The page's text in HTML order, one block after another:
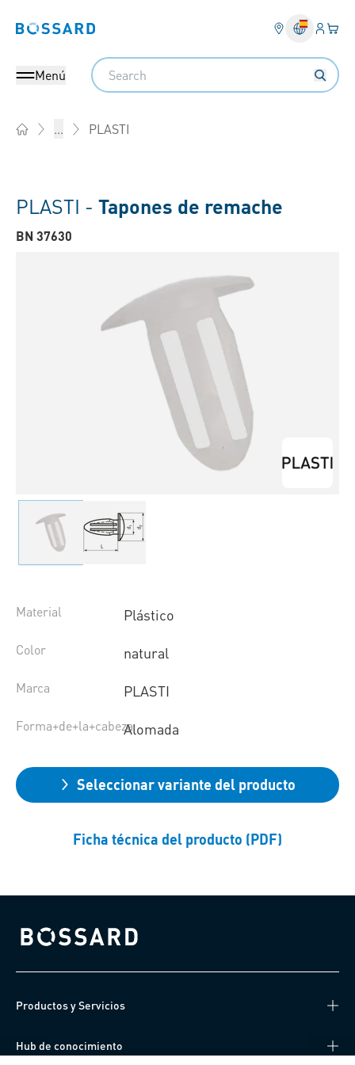
Bossard homepage
Menú
Search
... PLASTI
PLASTI - Tapones de remache
BN 37630
Material Plástico
Color natural
Marca PLASTI
Forma+de+la+cabezaAlomada
Seleccionar variante del producto
Ficha técnica del producto (PDF)
Bossard homepage
Productos y Servicios
Hub de conocimiento